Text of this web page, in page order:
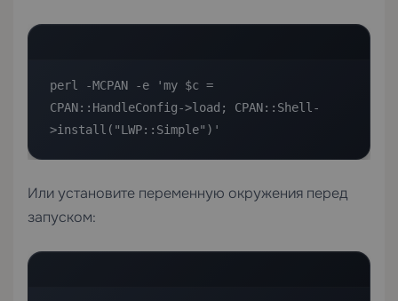
perl -MCPAN -e 'my $c =
CPAN::HandleConfig->load; CPAN::Shell-
>install("LWP::Simple")'
Или установите переменную окружения перед
запуском: